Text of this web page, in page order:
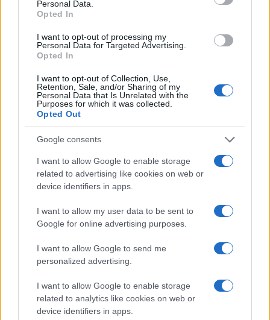
Personal Data.
Opted In
I want to opt-out of processing my
Personal Data for Targeted Advertising.
Opted In
I want to opt-out of Collection, Use,
Retention, Sale, and/or Sharing of my
Personal Data that Is Unrelated with the
Purposes for which it was collected.
Opted Out
Google consents
I want to allow Google to enable storage
related to advertising like cookies on web or
device identifiers in apps.
I want to allow my user data to be sent to
Google for online advertising purposes.
I want to allow Google to send me
personalized advertising.
I want to allow Google to enable storage
related to analytics like cookies on web or
device identifiers in apps.
Petrolio in calo: Brent a 88.9 dollari, ribassi diffusi tra le
materie prime
Andrea Innocenti · 6 Ago 2026
NEWS